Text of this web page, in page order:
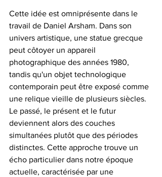
Cette idée est omniprésente dans le
travail de Daniel Arsham. Dans son
univers artistique, une statue grecque
peut côtoyer un appareil
photographique des années 1980,
tandis qu'un objet technologique
contemporain peut être exposé comme
une relique vieille de plusieurs siècles.
Le passé, le présent et le futur
deviennent alors des couches
simultanées plutôt que des périodes
distinctes. Cette approche trouve un
écho particulier dans notre époque
actuelle, caractérisée par une